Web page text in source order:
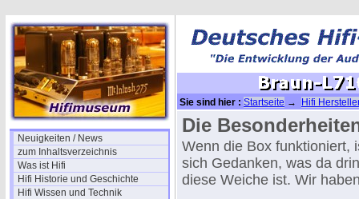
Neuigkeiten / News
zum Inhaltsverzeichnis
Was ist Hifi
Hifi Historie und Geschichte
Hifi Wissen und Technik
Sie sind hier : Startseite →
Hifi
Die
Wenn die Box funktioniert,
sich Gedanken, was da
diese Weiche ist. Wir